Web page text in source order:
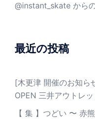
@instant_skate から
最近の投稿
[木更津 開催のお知
OPEN 三井アウトレ
【 集 】つどい 〜 赤